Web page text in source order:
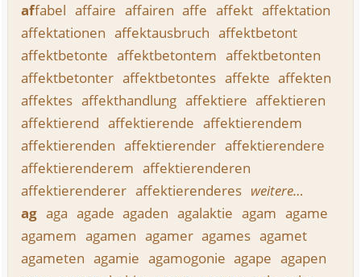
affabel affaire affairen affe affekt affektation
affektationen affektausbruch affektbetont
affektbetonte affektbetontem affektbetonten
affektbetonter affektbetontes affekte affekten
affektes affekthandlung affektiere affektieren
affektierend affektierende affektierendem
affektierenden affektierender affektierendere
affektierenderem affektierenderen
affektierenderer affektierenderes weitere…
ag aga agade agaden agalaktie agam agame
agamem agamen agamer agames agamet
agameten agamie agamogonie agape agapen